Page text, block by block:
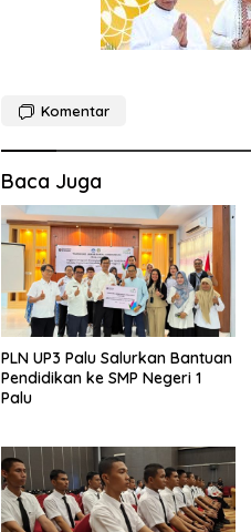
Komentar
Baca Juga
PLN UP3 Palu Salurkan Bantuan
Pendidikan ke SMP Negeri 1
Palu